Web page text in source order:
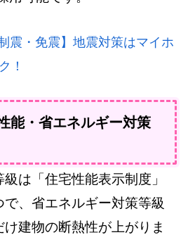
震・免震】地震対策はマイホ
！
能・省エネルギー対策
は「住宅性能表示制度」
、省エネルギー対策等級
建物の断熱性が上がりま